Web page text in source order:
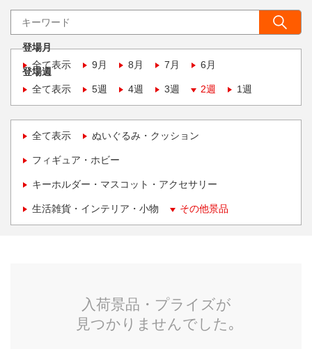
登場月
全て表示
9月 8月 7月 6月
登場週
全て表示
5週 4週 3週 2週 1週
全て表示 ぬいぐるみ・クッション
フィギュア・ホビー
キーホルダー・マスコット・アクセサリー
生活雑貨・インテリア・小物 その他景品